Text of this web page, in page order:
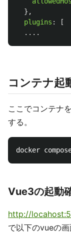
},
plugins :
[
....
コンテナ起
ここでコンテナ
する。
docker
Vue3の起動
http://
で以下のvueの